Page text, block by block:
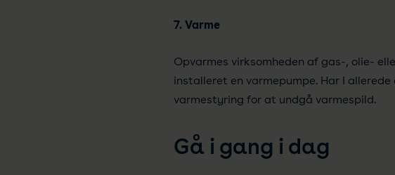
7. Varme
Opvarmes virksomheden af gas-, olie-
installeret en varmepumpe. Har I
varmestyring for at undgå varmespild.
Gå i gang i dag